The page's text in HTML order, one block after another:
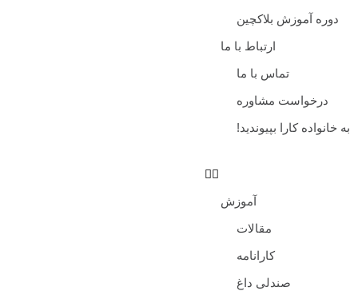
دوره آموزش بلاکچین
ارتباط با ما
تماس با ما
درخواست مشاوره
به خانواده کارا بپیوندید!
آموزش
مقالات
کارانامه
صندلی داغ